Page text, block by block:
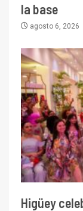
la base
agosto 6, 2026
Higüey